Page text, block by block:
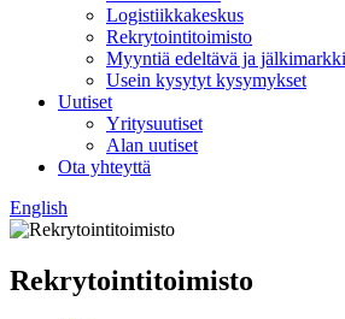
Logistiikkakeskus
Rekrytointitoimisto
Myyntiä edeltävä ja
Usein kysytyt kysymykset
Uutiset
Yritysuutiset
Alan uutiset
Ota yhteyttä
English
Rekrytointitoimisto